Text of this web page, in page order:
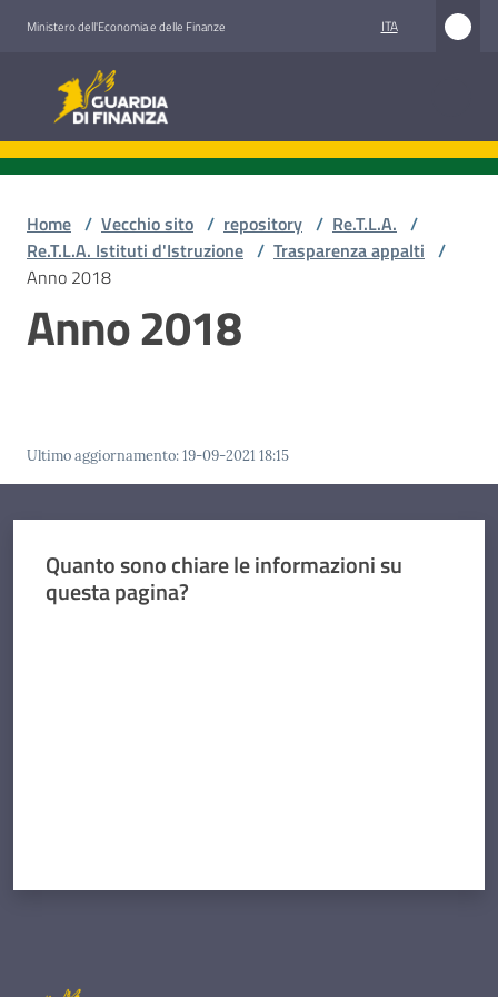
Ministero dell'Economia e delle Finanze ITA
Guardia di Finanza
Home / Vecchio sito / repository / Re.T.L.A. /
Re.T.L.A. Istituti d'Istruzione / Trasparenza appalti /
Anno 2018
Anno 2018
Ultimo aggiornamento:19-09-2021 18:15
Quanto sono chiare le informazioni su
questa pagina?